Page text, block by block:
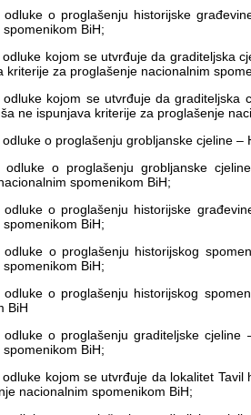
odluke o proglašenju historijske
BiH;
odluke kojom se utvrđuje da graditeljska
kriterije za proglašenje nacionalnim
odluke kojom se utvrđuje da
ne ispunjava kriterije za proglašenje
o proglašenju grobljanske cjeline
odluke o proglašenju grobljanske
spomenikom BiH;
odluke o proglašenju historijske
BiH;
odluke o proglašenju historijskog
BiH;
odluke o proglašenju historijskog
BiH
odluke o proglašenju graditeljske
BiH;
kojom se utvrđuje da lokalitet
nacionalnim spomenikom BiH;